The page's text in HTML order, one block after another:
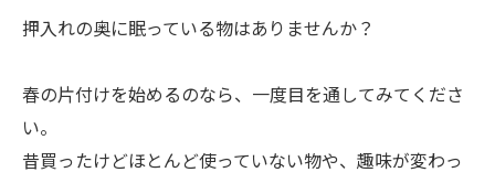
押入れの奥に眠っている物はありませんか？
春の片付けを始めるのなら、一度目を通してみてくださ
い。
昔買ったけどほとんど使っていない物や、趣味が変わっ